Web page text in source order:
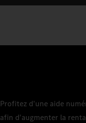
Profitez d'une aide
afin d'augmenter la